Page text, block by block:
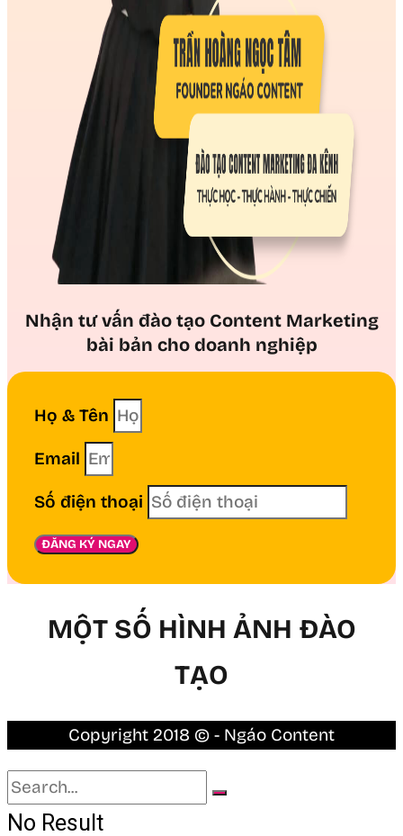
Nhận tư vấn đào tạo Content Marketing
bài bản cho doanh nghiệp
Họ & Tên
Email
Số điện thoại
ĐĂNG KÝ NGAY
MỘT SỐ HÌNH ẢNH ĐÀO
TẠO
Copyright 2018 © - Ngáo Content
No Result